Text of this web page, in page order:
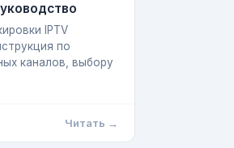
IPTV
по
каналов, выбору
Читать →